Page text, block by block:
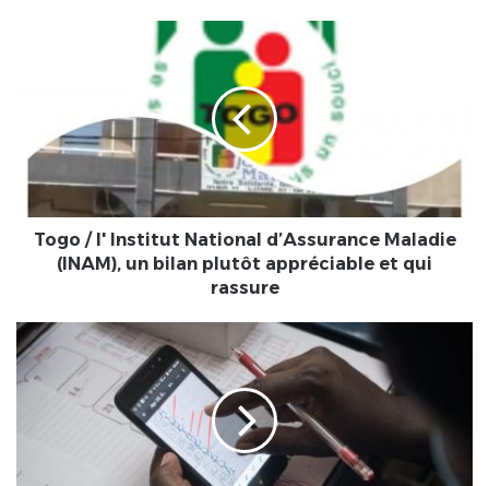
d’Assurance
un
bilan
qui
rassure
Togo / l' Institut National d’Assurance Maladie
(INAM), un bilan plutôt appréciable et qui
rassure
Togo-
Commune
Agoè-
Surfer